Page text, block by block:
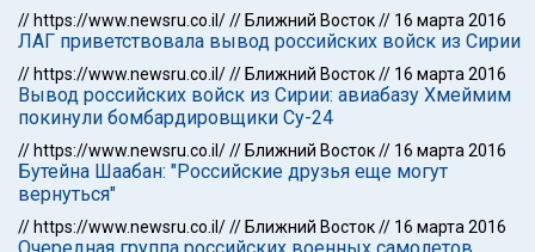
// https://www.newsru.co.il/// Ближний Восток// 16 марта 2016
ЛАГ приветствовала вывод российских войск из Сирии
// https://www.newsru.co.il/// Ближний Восток// 16 марта 2016
Вывод российских войск из Сирии: авиабазу Хмеймим
покинули бомбардировщики Су-24
// https://www.newsru.co.il/// Ближний Восток// 16 марта 2016
Бутейна Шаабан: "Российские друзья еще могут
вернуться"
// https://www.newsru.co.il/// Ближний Восток// 16 марта 2016